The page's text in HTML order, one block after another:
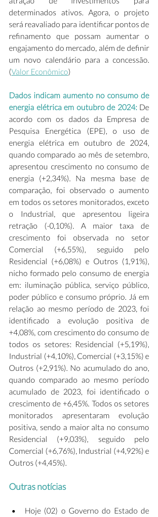
determinados ativos. Agora, o projeto
será reavaliado para identificar pontos de
refinamento que possam aumentar o
engajamento do mercado, além de definir
um novo calendário para a concessão.
(Valor Econômico)
Dados indicam aumento no consumo de
energia elétrica em outubro de 2024: De
acordo com os dados da Empresa de
Pesquisa Energética (EPE), o uso de
energia elétrica em outubro de 2024,
quando comparado ao mês de setembro,
apresentou crescimento no consumo de
energia (+2,34%). Na mesma base de
comparação, foi observado o aumento
em todos os setores monitorados, exceto
o Industrial, que apresentou ligeira
retração (-0,10%). A maior taxa de
crescimento foi observada no setor
Comercial (+6,55%), seguido pelo
Residencial (+6,08%) e Outros (1,91%),
nicho formado pelo consumo de energia
em: iluminação pública, serviço público,
poder público e consumo próprio. Já em
relação ao mesmo período de 2023, foi
identificado a evolução positiva de
+4,08%, com crescimento do consumo de
todos os setores: Residencial (+5,19%),
Industrial (+4,10%), Comercial (+3,15%) e
Outros (+2,91%). No acumulado do ano,
quando comparado ao mesmo período
acumulado de 2023, foi identificado o
crescimento de +6,45%. Todos os setores
monitorados apresentaram evolução
positiva, sendo a maior alta no consumo
Residencial (+9,03%), seguido pelo
Comercial (+6,76%), Industrial (+4,92%) e
Outros (+4,45%).
Outras notícias
Hoje (02) o Governo do Estado de